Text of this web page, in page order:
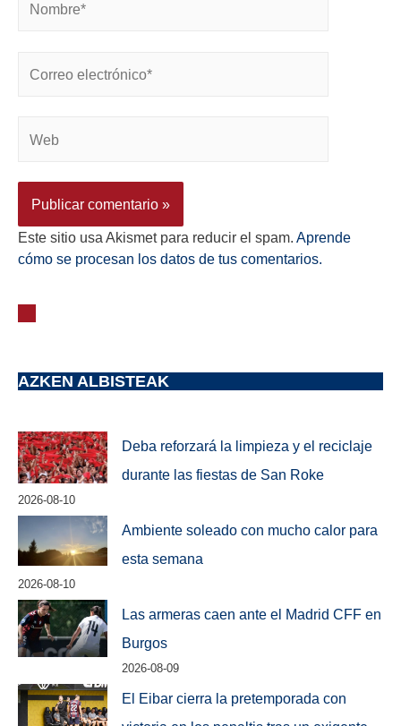
Este sitio usa Akismet para reducir el spam. Aprende
cómo se procesan los datos de tus comentarios.
AZKEN ALBISTEAK
Deba reforzará la limpieza y el reciclaje
durante las fiestas de San Roke
2026-08-10
Ambiente soleado con mucho calor para
esta semana
2026-08-10
Las armeras caen ante el Madrid CFF en
Burgos
2026-08-09
El Eibar cierra la pretemporada con